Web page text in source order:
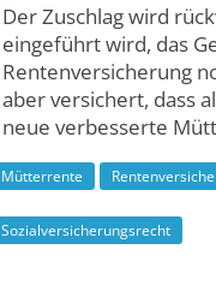
Der Zuschlag wird
eingeführt wird, das
Rentenversicherung
aber versichert, dass
neue verbesserte
Mütterrente
Sozialversicherungsrecht